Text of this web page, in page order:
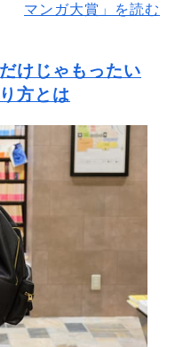
マンガ大賞」を読む
けじゃもったい
方とは